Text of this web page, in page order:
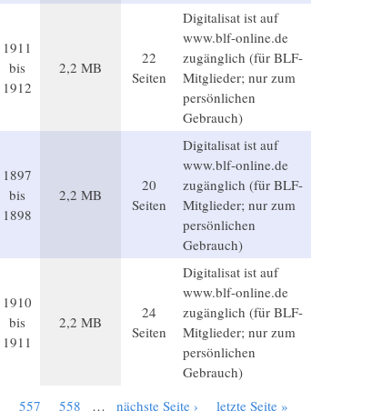
1911
bis
1912
2,2 MB
22
Seiten
Digitalisat ist auf
www.blf-online.de
zugänglich (für BLF-
Mitglieder; nur zum
persönlichen
Gebrauch)
1897
bis
1898
2,2 MB
20
Seiten
Digitalisat ist auf
www.blf-online.de
zugänglich (für BLF-
Mitglieder; nur zum
persönlichen
Gebrauch)
1910
bis
1911
2,2 MB
24
Seiten
Digitalisat ist auf
www.blf-online.de
zugänglich (für BLF-
Mitglieder; nur zum
persönlichen
Gebrauch)
557 558 … nächste Seite › letzte Seite »